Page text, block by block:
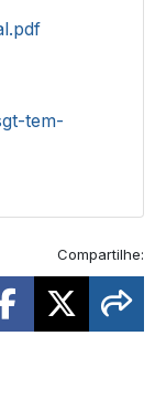
tem-
Compartilhe: